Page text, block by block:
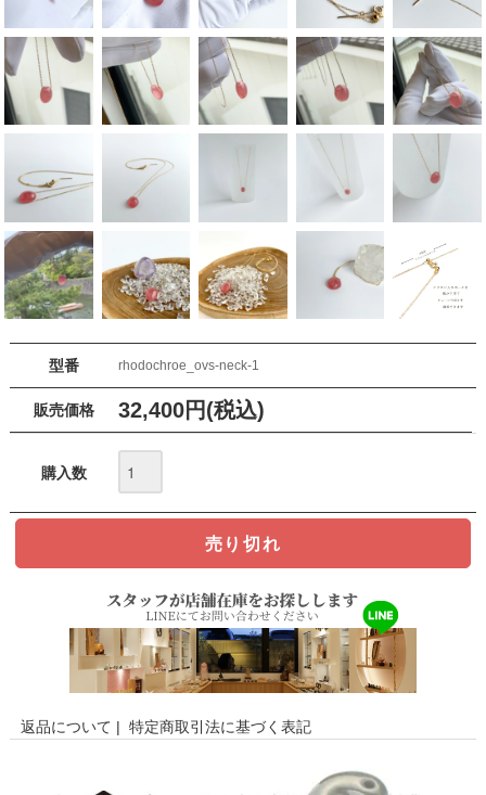
型番 rhodochroe_ovs-neck-1
販売価格 32,400円(税込)
購入数
返品について | 特定商取引法に基づく表記